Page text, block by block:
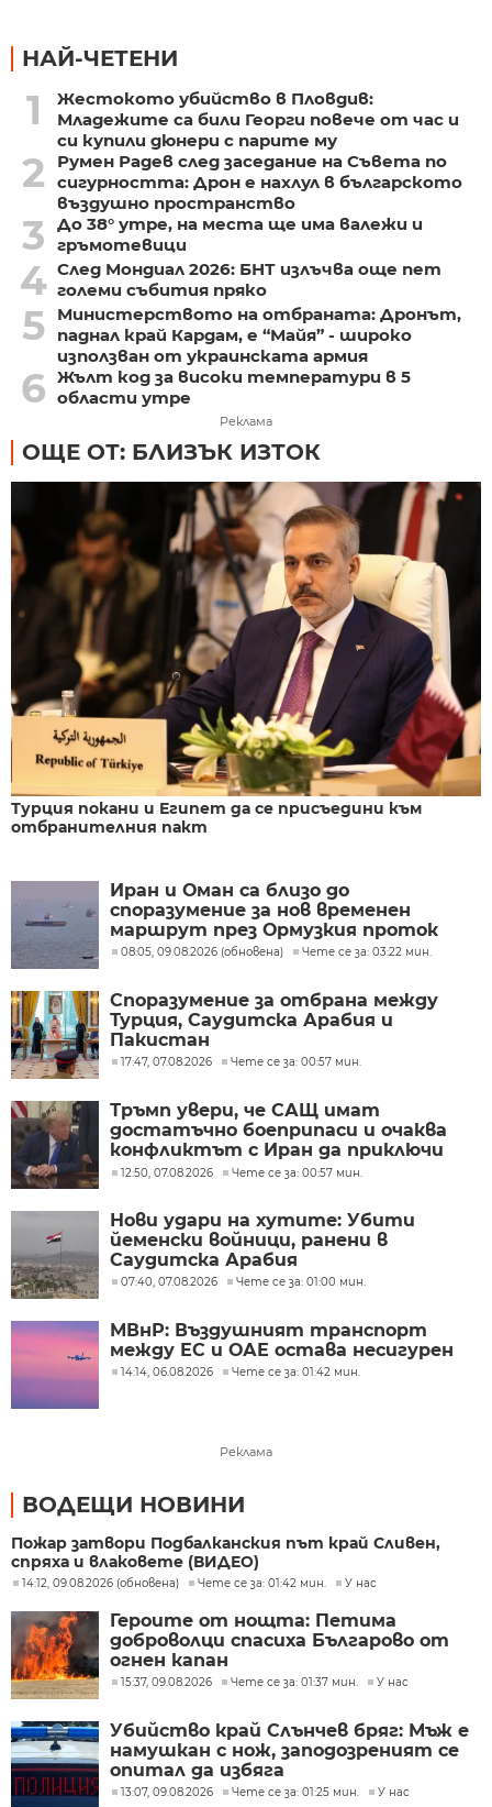
НАЙ-ЧЕТЕНИ
1
Жестокото убийство в Пловдив:
Младежите са били Георги повече от час и
си купили дюнери с парите му
2
Румен Радев след заседание на Съвета по
сигурността: Дрон е нахлул в българското
въздушно пространство
3
До 38° утре, на места ще има валежи и
гръмотевици
4 След Мондиал 2026: БНТ излъчва още пет
големи събития пряко
5
Министерството на отбраната: Дронът,
паднал край Кардам, е “Майя” - широко
използван от украинската армия
6 Жълт код за високи температури в 5
области утре
Реклама
ОЩЕ ОТ: БЛИЗЪК ИЗТОК
Турция покани и Египет да се присъедини към
отбранителния пакт
Иран и Оман са близо до
споразумение за нов временен
маршрут през Ормузкия проток
08:05, 09.08.2026 (обновена) Чете се за: 03:22 мин.
Споразумение за отбрана между
Турция, Саудитска Арабия и
Пакистан
17:47, 07.08.2026 Чете се за: 00:57 мин.
Тръмп увери, че САЩ имат
достатъчно боеприпаси и очаква
конфликтът с Иран да приключи
скоро
12:50, 07.08.2026 Чете се за: 00:57 мин.
Нови удари на хутите: Убити
йеменски войници, ранени в
Саудитска Арабия
07:40, 07.08.2026 Чете се за: 01:00 мин.
МВнР: Въздушният транспорт
между ЕС и ОАЕ остава несигурен
14:14, 06.08.2026 Чете се за: 01:42 мин.
Реклама
ВОДЕЩИ НОВИНИ
Пожар затвори Подбалканския път край Сливен,
спряха и влаковете (ВИДЕО)
14:12, 09.08.2026 (обновена) Чете се за: 01:42 мин. У нас
Героите от нощта: Петима
доброволци спасиха Българово от
огнен капан
15:37, 09.08.2026 Чете се за: 01:37 мин. У нас
Убийство край Слънчев бряг: Мъж е
намушкан с нож, заподозреният се
опитал да избяга
13:07, 09.08.2026 Чете се за: 01:25 мин. У нас